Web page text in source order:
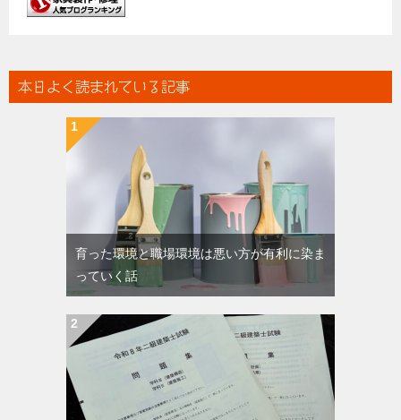
本日よく読まれている記事
育った環境と職場環境は悪い方が有利に染ま
っていく話